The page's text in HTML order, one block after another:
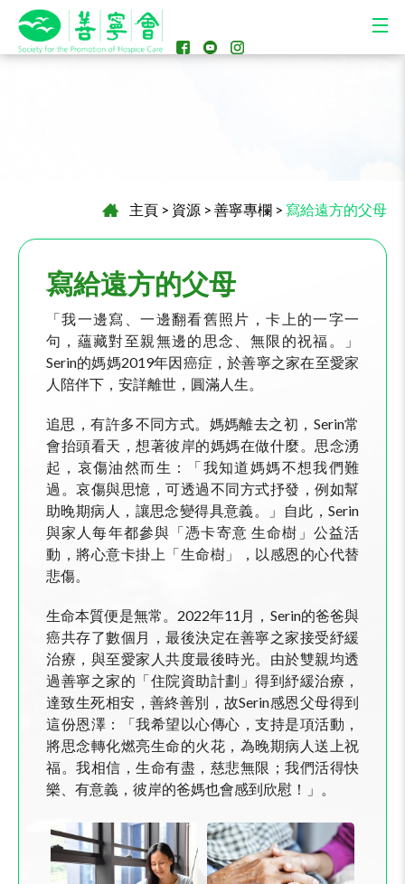
主頁 > 資源 > 善寧專欄 > 寫給遠方的父母
寫給遠方的父母
「我一邊寫、一邊翻看舊照片，卡上的一字一
句，蘊藏對至親無邊的思念、無限的祝福。」
Serin的媽媽2019年因癌症，於善寧之家在至愛家
人陪伴下，安詳離世，圓滿人生。
追思，有許多不同方式。媽媽離去之初，Serin常
會抬頭看天，想著彼岸的媽媽在做什麼。思念湧
起，哀傷油然而生：「我知道媽媽不想我們難
過。哀傷與思憶，可透過不同方式抒發，例如幫
助晚期病人，讓思念變得具意義。」自此，Serin
與家人每年都參與「憑卡寄意 生命樹」公益活
動，將心意卡掛上「生命樹」，以感恩的心代替
悲傷。
生命本質便是無常。2022年11月，Serin的爸爸與
癌共存了數個月，最後決定在善寧之家接受紓緩
治療，與至愛家人共度最後時光。由於雙親均透
過善寧之家的「住院資助計劃」得到紓緩治療，
達致生死相安，善終善別，故Serin感恩父母得到
這份恩澤：「我希望以心傳心，支持是項活動，
將思念轉化燃亮生命的火花，為晚期病人送上祝
福。我相信，生命有盡，慈悲無限；我們活得快
樂、有意義，彼岸的爸媽也會感到欣慰！」。